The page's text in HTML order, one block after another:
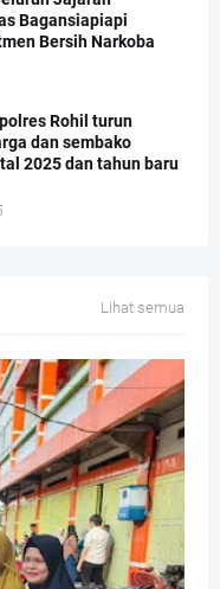
Bagansiapiapi
Bersih Narkoba
Rohil turun
dan sembako
2025 dan tahun baru
Lihat semua